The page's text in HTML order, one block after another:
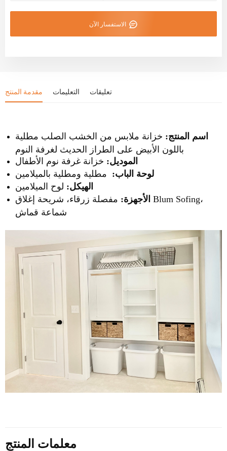
الاستفسار الآن
مقدمة المنتج التعليمات تعليقات
اسم المنتج: خزانة ملابس من الخشب الصلب مطلية
باللون الأبيض على الطراز الحديث لغرفة النوم
الموديل: خزانة غرفة نوم الأطفال
لوحة الباب: مطلية ومطلية بالميلامين
الهيكل: لوح الميلامين
الأجهزة: مفصلة زرقاء، شريحة إغلاق Blum Sofing،
شماعة قماش
معلمات المنتج